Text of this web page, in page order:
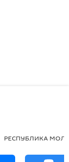
РЕСПУБЛИКА